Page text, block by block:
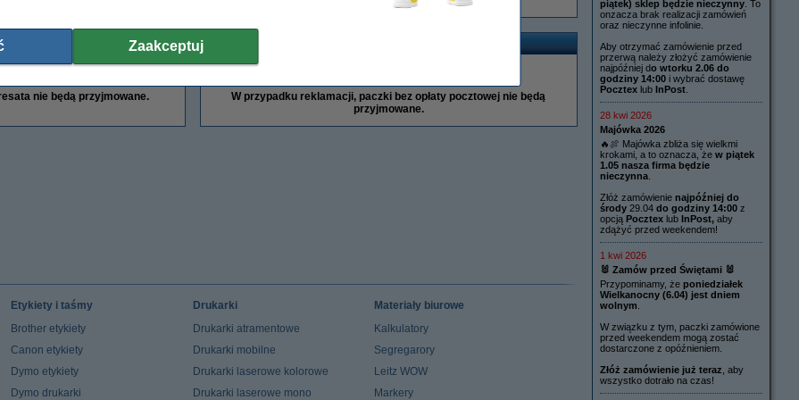
nie będą przyjmowane.
W przypadku reklamacji, paczki bez opłaty pocztowej nie będą
przyjmowane.
piątek) sklep będzie nieczynny . To
onzacza brak realizacji zamówień
oraz nieczynne infolinie.
Aby otrzymać zamówienie przed
przerwą należy złożyć zamówienie
najpóźniej do wtorku 2.06 do
godziny 14:00 i wybrać dostawę
Pocztex lub InPost
28 kwi 2026
Majówka 2026
🔥🍖 Majówka zbliża się wielkmi
krokami, a to oznacza, że w piątek
1.05 nasza firma będzie
nieczynna
Złóż zamówienie najpóźniej do
środy 29.04 do godziny 14:00 z
opcją Pocztex lub InPost, aby
zdążyć przed weekendem!
1 kwi 2026
🐰 Zamów przed Świętami 🐰
Przypominamy, że poniedziałek
Wielkanocny (6.04) jest dniem
wolnym
W związku z tym, paczki zamówione
przed weekendem mogą zostać
dostarczone z opóźnieniem.
Złóż zamówienie już teraz , aby
wszystko dotrało na czas!
Etykiety i taśmy
Brother etykiety
Canon etykiety
Dymo etykiety
Dymo drukarki
Drukarki
Drukarki atramentowe
Drukarki mobilne
Drukarki laserowe kolorowe
Drukarki laserowe mono
Materiały biurowe
Kalkulatory
Segregarory
Leitz WOW
Markery
Zaakceptuj